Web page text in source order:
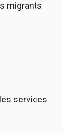
migrants
services